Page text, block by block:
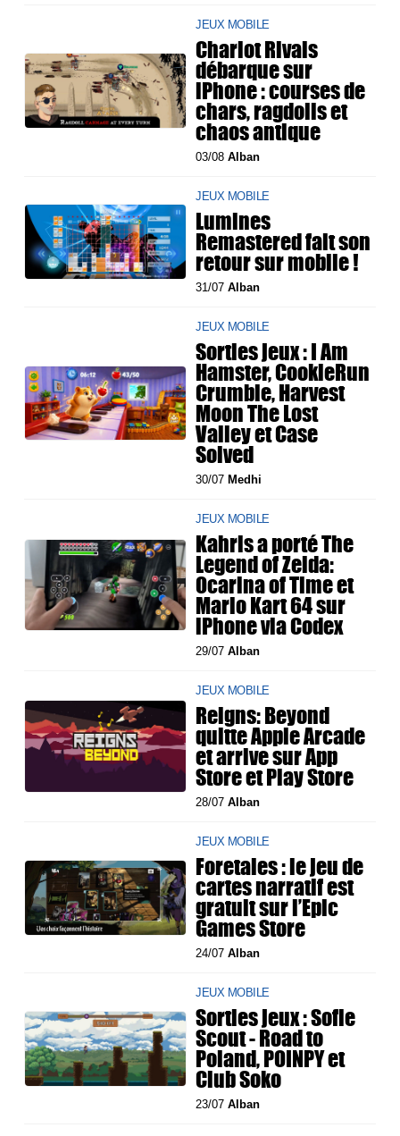
JEUX MOBILE
Chariot Rivals
débarque sur
iPhone : courses de
chars, ragdolls et
chaos antique
03/08Alban
JEUX MOBILE
Lumines
Remastered fait son
retour sur mobile !
31/07Alban
JEUX MOBILE
Sorties jeux : I Am
Hamster, CookieRun
Crumble, Harvest
Moon The Lost
Valley et Case
Solved
30/07 Medhi
JEUX MOBILE
Kahris a porté The
Legend of Zelda:
Ocarina of Time et
Mario Kart 64 sur
iPhone via Codex
29/07Alban
JEUX MOBILE
Reigns: Beyond
quitte Apple Arcade
et arrive sur App
Store et Play Store
28/07Alban
JEUX MOBILE
Foretales : le jeu de
cartes narratif est
gratuit sur l’Epic
Games Store
24/07Alban
JEUX MOBILE
Sorties jeux : Sofie
Scout - Road to
Poland, POINPY et
Club Soko
23/07Alban